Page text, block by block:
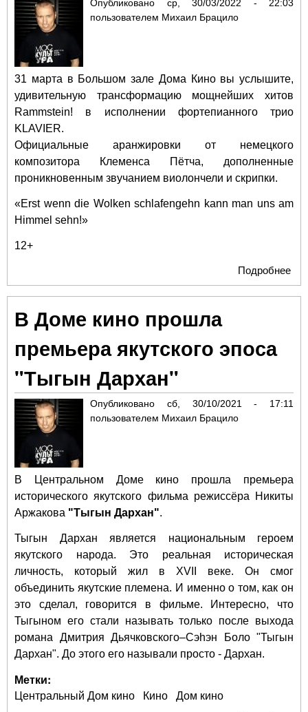
Опубликовано ср, 30/03/2022 - 22:03
пользователем Михаил Брацило
31 марта в Большом зале Дома Кино вы услышите,
удивительную трансформацию мощнейших хитов
Rammstein! в исполнении фортепианного трио
KLAVIER.
Официальные аранжировки от немецкого
композитора Клеменса Пётча, дополненные
проникновенным звучанием виолончели и скрипки.
«Erst wenn die Wolken schlafengehn kann man uns am
Himmel sehn!»
12+
Подробнее
В Доме кино прошла
премьера якутского эпоса
"Тыгын Дархан"
Опубликовано сб, 30/10/2021 - 17:11
пользователем Михаил Брацило
В Центральном Доме кино прошла премьера
исторического якутского фильма режиссёра Никиты
Аржакова "Тыгын Дархан".
Тыгын Дархан является национальным героем
якутского народа. Это реальная историческая
личность, который жил в XVII веке. Он смог
объединить якутские племена. И именно о том, как он
это сделал, говорится в фильме. Интересно, что
Тыгыном его стали называть только после выхода
романа Дмитрия Дьячковского–Сэһэн Боло "Тыгын
Дархан". До этого его называли просто - Дархан.
Метки:
Центральный Дом кино Кино
Дом кино